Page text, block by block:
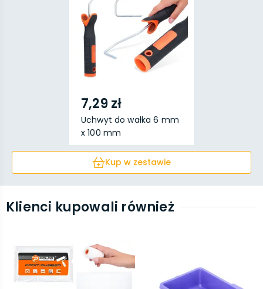
7,29 zł
Uchwyt do wałka 6 mm
x 100 mm
Kup w zestawie
Klienci kupowali również